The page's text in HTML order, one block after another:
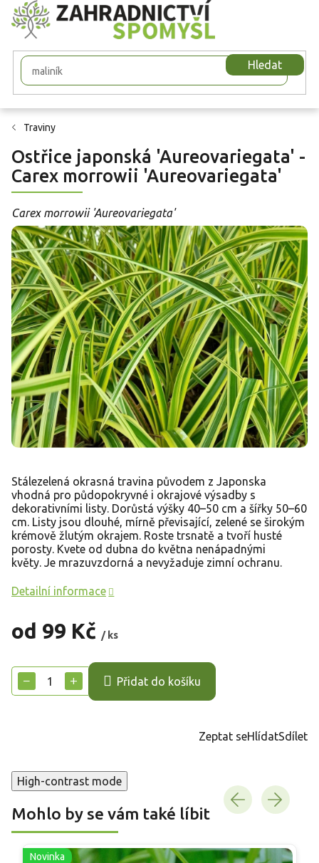
Přejít
na
obsah
Hledat
Traviny
Ostřice japonská 'Aureovariegata' -
Carex morrowii 'Aureovariegata'
Carex morrowii 'Aureovariegata'
od 99 Kč / ks
cena:
+
− Přidat do košíku
Stálezelená okrasná travina původem z Japonska
vhodná pro půdopokryvné i okrajové výsadby s
dekorativními listy. Dorůstá výšky 40–50 cm a šířky 50–60
cm. Listy jsou dlouhé, mírně převisající, zelené se širokým
krémově žlutým okrajem. Roste trsnatě a tvoří husté
porosty. Kvete od dubna do května nenápadnými
květy. Je mrazuvzdorná a nevyžaduje zimní ochranu.
Detailní informace
Zeptat seHlídatSdílet
High-contrast mode
Mohlo by se vám také líbit
Novinka